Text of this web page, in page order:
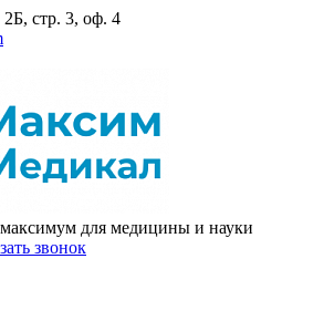
2Б, стр. 3, оф. 4
для медицины и науки
звонок